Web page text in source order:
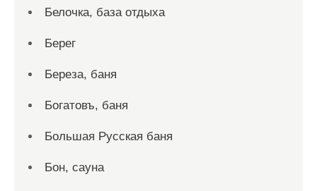
Белочка, база отдыха
Берег
Береза, баня
Богатовъ, баня
Большая Русская баня
Бон, сауна